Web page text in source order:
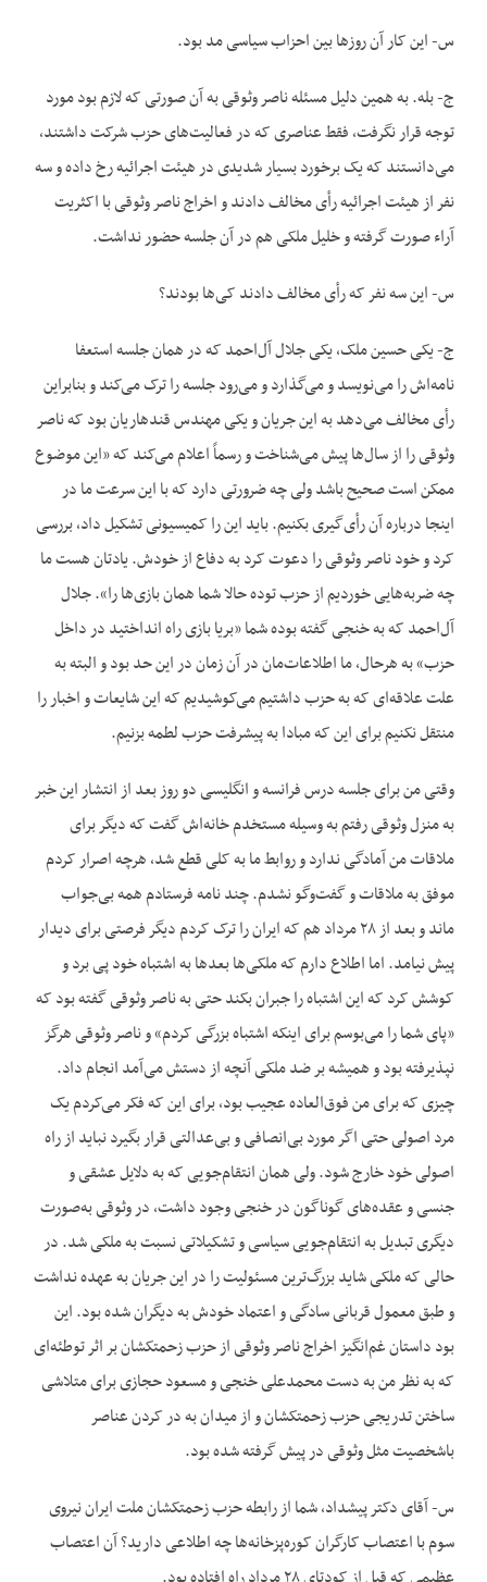
س- این کار آن روزها بین احزاب سیاسی مد بود.
ج- بله. به همین دلیل مسئله ناصر وثوقی به آن صورتی که لازم بود مورد
توجه قرار نگرفت، فقط عناصری که در فعالیت‌های حزب شرکت داشتند،
می‌دانستند که یک برخورد بسیار شدیدی در هیئت اجرائیه رخ داده و سه
نفر از هیئت اجرائیه رأی مخالف دادند و اخراج ناصر وثوقی با اکثریت
آراء صورت گرفته و خلیل ملکی هم در آن جلسه حضور نداشت.
س- این سه نفر که رأی مخالف دادند کی‌ها بودند؟
ج- یکی حسین ملک، یکی جلال آل‌احمد که در همان جلسه استعفا
نامه‌اش را می‌نویسد و می‌گذارد و می‌رود جلسه را ترک می‌کند و بنابراین
رأی مخالف می‌دهد به این جریان و یکی مهندس قندهاریان بود که ناصر
وثوقی را از سال‌ها پیش می‌شناخت و رسماً اعلام می‌کند که «این موضوع
ممکن است صحیح باشد ولی چه ضرورتی دارد که با این سرعت ما در
اینجا درباره آن رأی‌گیری بکنیم. باید این را کمیسیونی تشکیل داد، بررسی
کرد و خود ناصر وثوقی را دعوت کرد به دفاع از خودش. یادتان هست ما
چه ضربه‌‌هایی خوردیم از حزب توده حالا شما همان بازی‌ها را». جلال
آل‌احمد که به خنجی گفته بوده شما «بریا بازی راه انداختید در داخل
حزب» به هرحال، ما اطلاعات‌مان در آن زمان در این حد بود و البته به
علت علاقه‌ای که به حزب داشتیم می‌کوشیدیم که این شایعات و اخبار را
منتقل نکنیم برای این که مبادا به پیشرفت حزب لطمه بزنیم.
وقتی من برای جلسه درس فرانسه و انگلیسی دو روز بعد از انتشار این خبر
به منزل وثوقی رفتم به وسیله مستخدم خانه‌اش گفت که دیگر برای
ملاقات من آمادگی ندارد و روابط ما به کلی قطع شد، هرچه اصرار کردم
موفق به ملاقات و گفت‌وگو نشدم. چند نامه فرستادم همه بی‌جواب
ماند و بعد از ۲۸ مرداد هم که ایران را ترک کردم دیگر فرصتی برای دیدار
پیش نیامد. اما اطلاع دارم که ملکی‌ها بعدها به اشتباه خود پی برد و
کوشش کرد که این اشتباه را جبران بکند حتی به ناصر وثوقی گفته بود که
«پای شما را می‌بوسم برای اینکه اشتباه بزرگی کردم» و ناصر وثوقی هرگز
نپذیرفته بود و همیشه بر ضد ملکی آنچه از دستش می‌آمد انجام داد.
چیزی که برای من فوق‌العاده عجیب بود، برای این که فکر می‌کردم یک
مرد اصولی حتی اگر مورد بی‌انصافی و بی‌عدالتی قرار بگیرد نباید از راه
اصولی خود خارج شود. ولی همان انتقام‌جویی که به دلایل عشقی و
جنسی و عقده‌های گوناگون در خنجی وجود داشت، در وثوقی به‌صورت
دیگری تبدیل به انتقام‌جویی سیاسی و تشکیلاتی نسبت به ملکی شد. در
حالی که ملکی شاید بزرگ‌ترین مسئولیت را در این جریان به عهده نداشت
و طبق معمول قربانی سادگی و اعتماد خودش به دیگران شده بود. این
بود داستان غم‌انگیز اخراج ناصر وثوقی از حزب زحمتکشان بر اثر توطئه‌ای
که به نظر من به دست محمدعلی خنجی و مسعود حجازی برای متلاشی
ساختن تدریجی حزب زحمتکشان و از میدان به در کردن عناصر
باشخصیت مثل وثوقی در پیش گرفته شده بود.
س- آقای دکتر پیشداد، شما از رابطه حزب زحمتکشان ملت ایران نیروی
سوم با اعتصاب کارگران کوره‌پزخانه‌ها چه اطلاعی دارید؟ آن اعتصاب